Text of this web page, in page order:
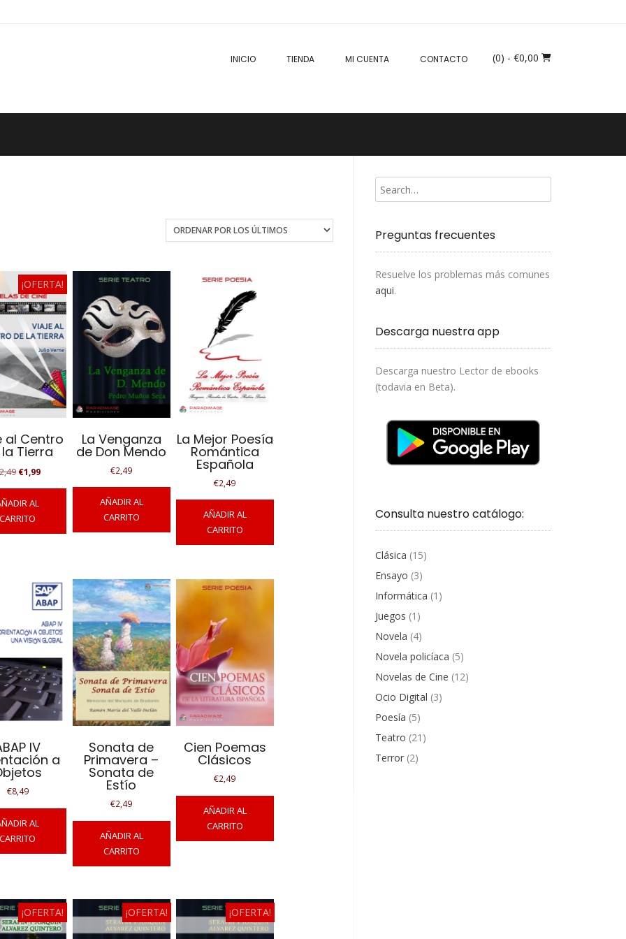
INICIO TIENDA MI CUENTA CONTACTO (0) - €0,00
¡OFERTA!
al Centro
Tierra
2,49 El
original
€2,49.
€1,99El
AL
CARRITO
La Venganza
de Don Mendo
€2,49
AÑADIR AL
CARRITO
La Mejor Poesía
Romántica
Española
€2,49
AÑADIR AL
CARRITO
IV
a
€8,49
AL
CARRITO
Sonata de
Primavera –
Sonata de
Estío
€2,49
AÑADIR AL
CARRITO
Cien Poemas
Clásicos
€2,49
AÑADIR AL
CARRITO
¡OFERTA! ¡OFERTA! ¡OFERTA!
Preguntas frecuentes
Resuelve los problemas más comunes
aqui.
Descarga nuestra app
Descarga nuestro Lector de ebooks
(todavia en Beta).
Consulta nuestro catálogo:
Clásica (15)
Ensayo (3)
Informática (1)
Juegos (1)
Novela (4)
Novela policíaca (5)
Novelas de Cine (12)
Ocio Digital (3)
Poesía (5)
Teatro (21)
Terror(2)